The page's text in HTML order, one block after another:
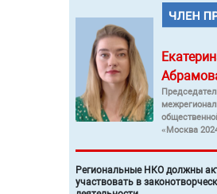
«Москва
Региональные НКО должны
участвовать в